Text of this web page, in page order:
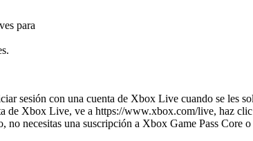
para
sesión con una cuenta de Xbox Live cuando se les
de Xbox Live, ve a https://www.xbox.com/live, haz
no necesitas una suscripción a Xbox Game Pass Core